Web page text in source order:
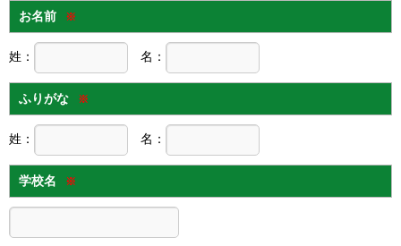
お名前 ※
姓： 名：
ふりがな ※
姓： 名：
学校名 ※